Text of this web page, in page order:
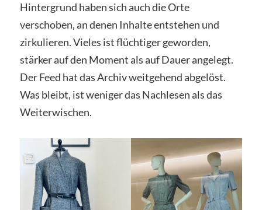
Hintergrund haben sich auch die Orte
verschoben, an denen Inhalte entstehen und
zirkulieren. Vieles ist flüchtiger geworden,
stärker auf den Moment als auf Dauer angelegt.
Der Feed hat das Archiv weitgehend abgelöst.
Was bleibt, ist weniger das Nachlesen als das
Weiterwischen.